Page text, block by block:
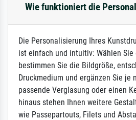
Wie funktioniert die
Die Personalisierung Ihres
ist einfach und intuitiv: Wählen
bestimmen Sie die Bildgröße,
Druckmedium und ergänzen Sie je
passende Verglasung oder einen
hinaus stehen Ihnen weitere
wie Passepartouts, Filets und